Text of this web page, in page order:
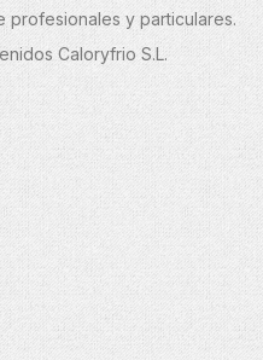
profesionales y particulares.
Caloryfrio S.L.